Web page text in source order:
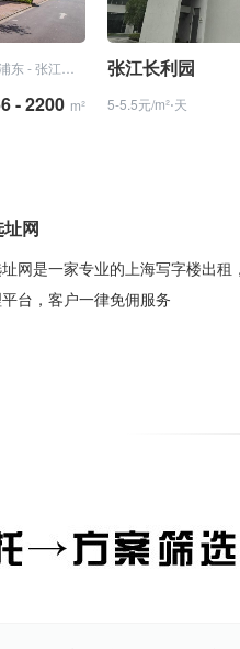
- 2200 m²
张江长利园
5-5.5元/m²⋅天
网
网是一家专业的上海写字楼出
台，客户一律免佣服务